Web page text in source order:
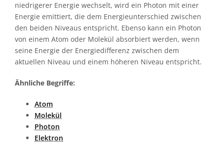
niedrigerer Energie wechselt, wird ein Photon mit einer
Energie emittiert, die dem Energieunterschied zwischen
den beiden Niveaus entspricht. Ebenso kann ein Photon
von einem Atom oder Molekül absorbiert werden, wenn
seine Energie der Energiedifferenz zwischen dem
aktuellen Niveau und einem höheren Niveau entspricht.
Ähnliche Begriffe:
Atom
Molekül
Photon
Elektron